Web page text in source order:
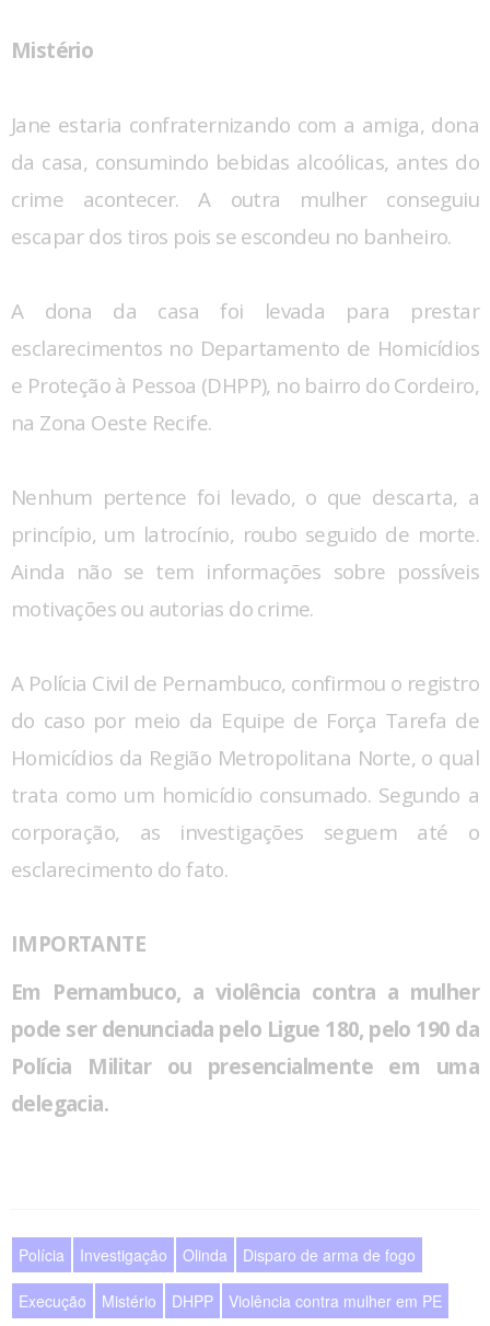
Mistério
Jane estaria confraternizando com a amiga, dona
da casa, consumindo bebidas alcoólicas, antes do
crime acontecer. A outra mulher conseguiu
escapar dos tiros pois se escondeu no banheiro.
A dona da casa foi levada para prestar
esclarecimentos no Departamento de Homicídios
e Proteção à Pessoa (DHPP), no bairro do Cordeiro,
na Zona Oeste Recife.
Nenhum pertence foi levado, o que descarta, a
princípio, um latrocínio, roubo seguido de morte.
Ainda não se tem informações sobre possíveis
motivações ou autorias do crime.
A Polícia Civil de Pernambuco, confirmou o registro
do caso por meio da Equipe de Força Tarefa de
Homicídios da Região Metropolitana Norte, o qual
trata como um homicídio consumado. Segundo a
corporação, as investigações seguem até o
esclarecimento do fato.
IMPORTANTE
Em Pernambuco, a violência contra a mulher
pode ser denunciada pelo Ligue 180, pelo 190 da
Polícia Militar ou presencialmente em uma
delegacia.
Polícia Investigação Olinda Disparo de arma de fogo
Execução Mistério DHPP Violência contra mulher em PE